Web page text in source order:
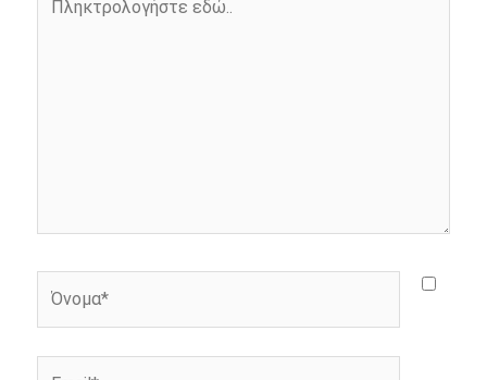
k
e
εδώ..